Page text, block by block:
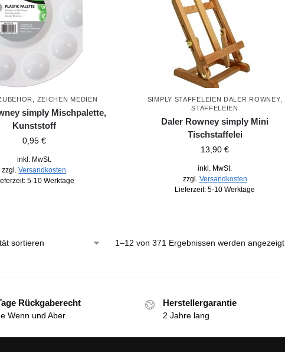
ZEICHEN MEDIEN
simply Mischpalette,
Kunststoff
0,95 €
inkl. MwSt.
zzgl.Versandkosten
5-10 Werktage
SIMPLY STAFFELEIEN DALER ROWNEY,
STAFFELEIEN
Daler Rowney simply Mini
Tischstaffelei
13,90 €
inkl. MwSt.
zzgl. Versandkosten
Lieferzeit: 5-10 Werktage
1–12 von 371 Ergebnissen werden angezeigt
Rückgaberecht
Wenn und Aber
Herstellergarantie
2 Jahre lang